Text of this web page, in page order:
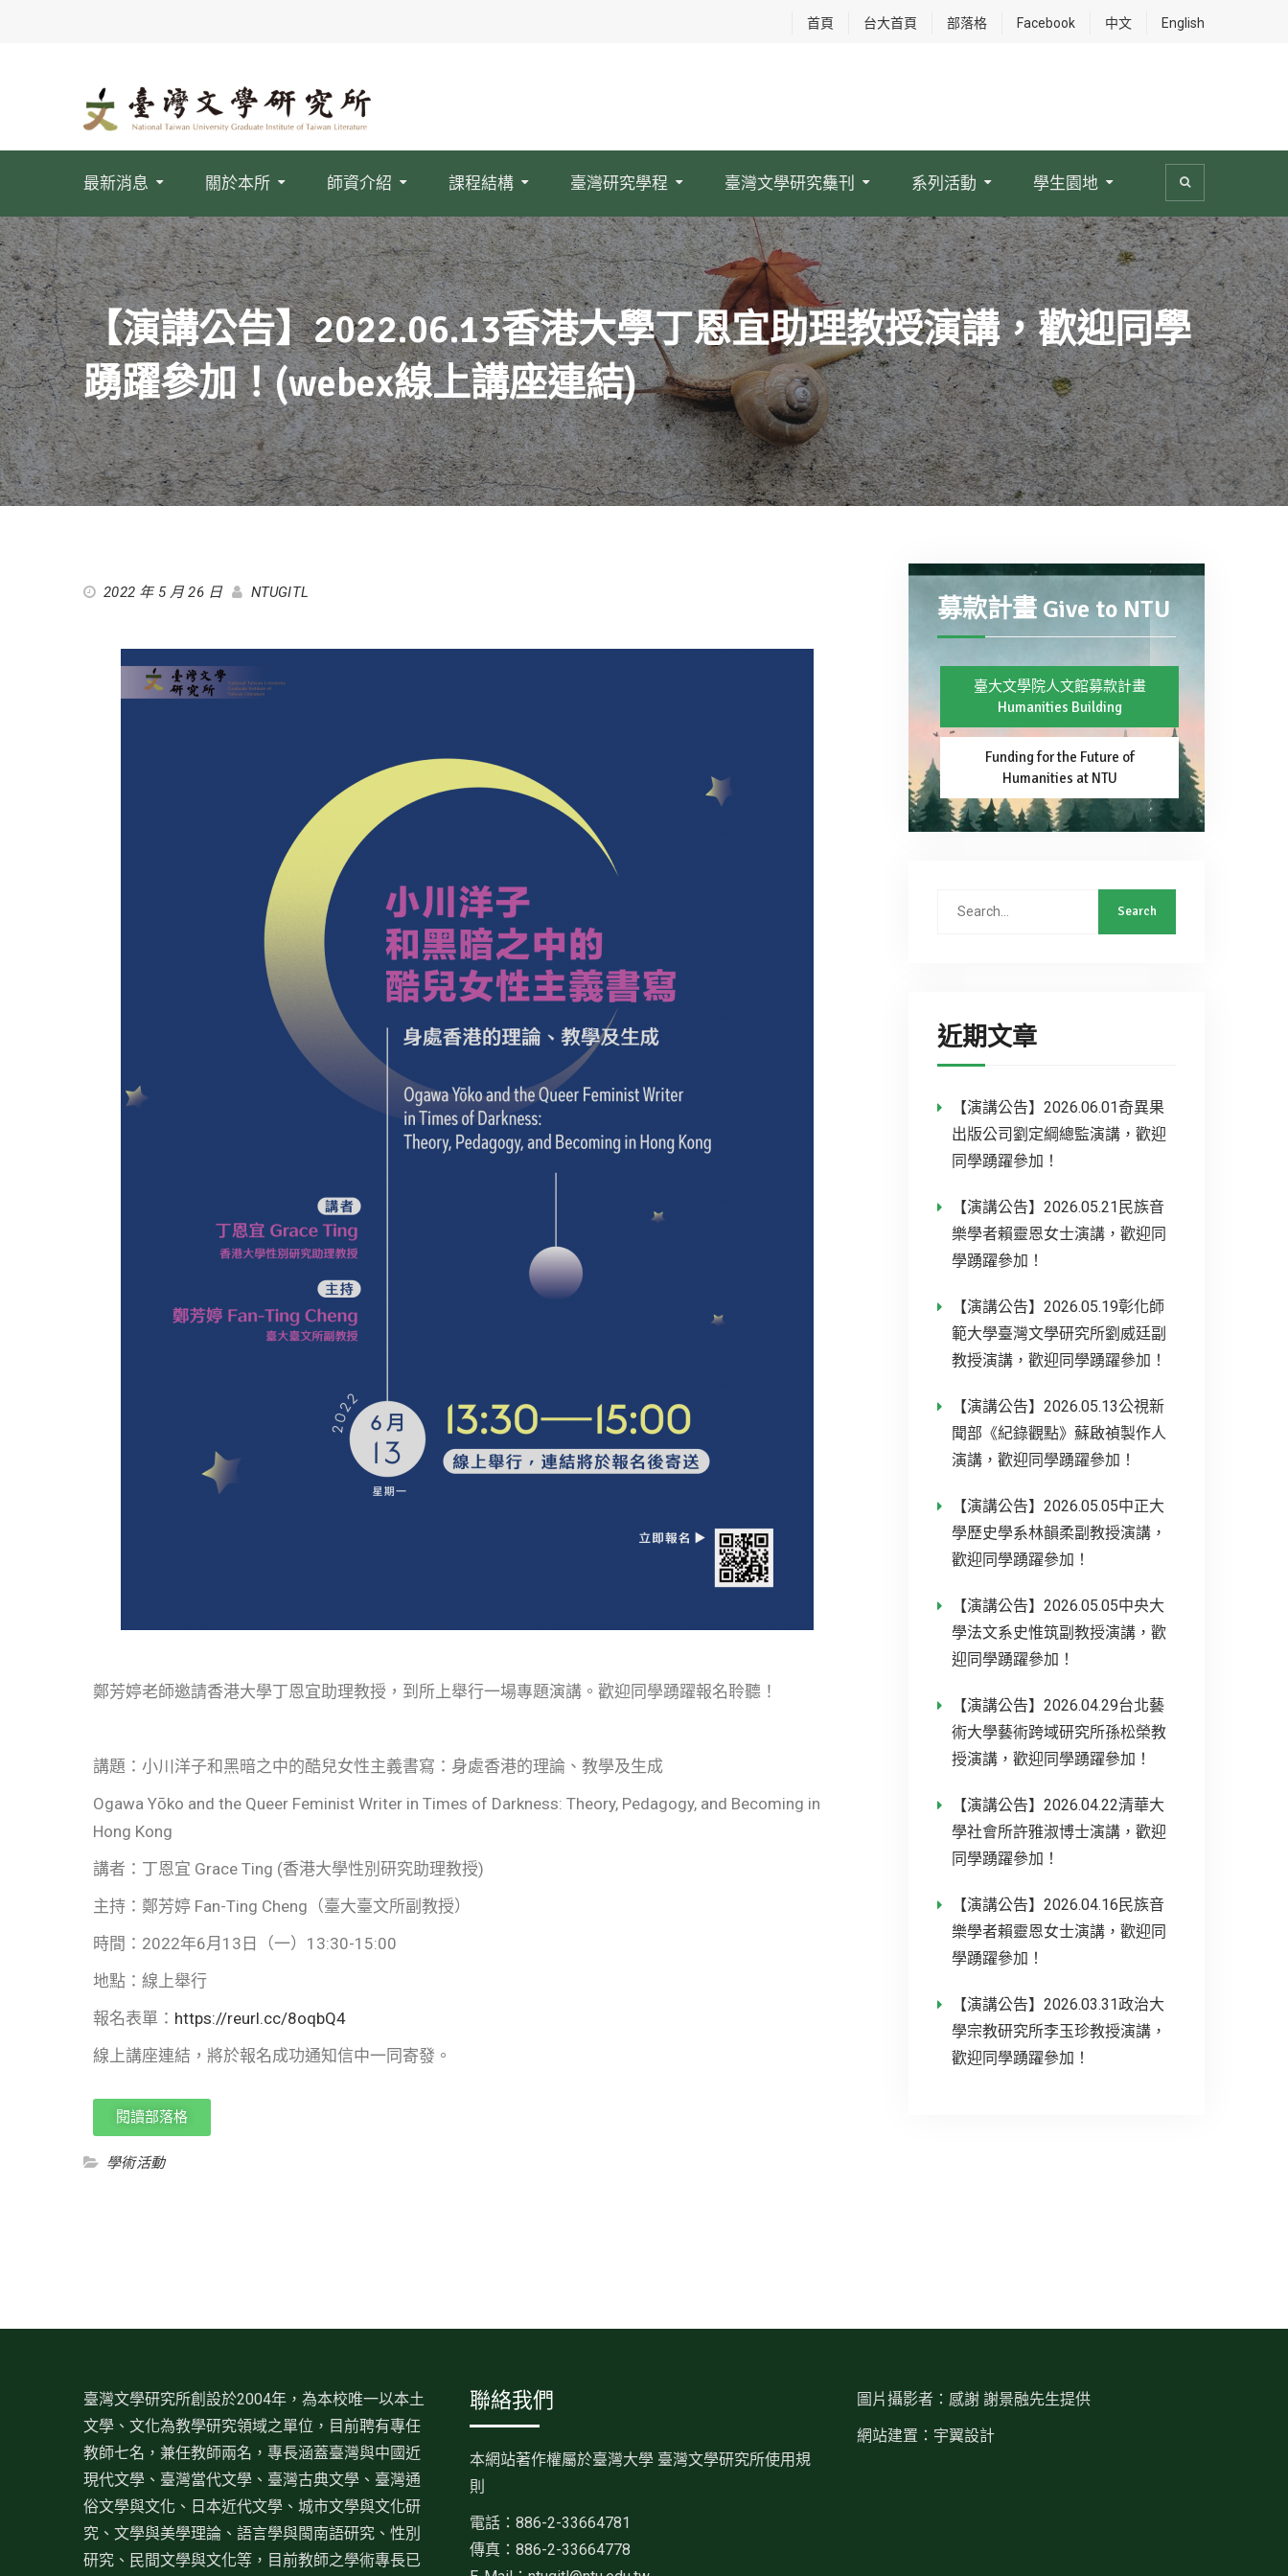
首頁 台大首頁 部落格 Facebook 中文 English
最新消息 關於本所 師資介紹 課程結構 臺灣研究學程 臺灣文學研究雧刊 系列活動 學生園地
【演講公告】2022.06.13香港大學丁恩宜助理教授演講，歡迎同學
踴躍參加！(webex線上講座連結)
2022 年 5 月 26 日 NTUGITL
鄭芳婷老師邀請香港大學丁恩宜助理教授，到所上舉行一場專題演講。歡迎同學踴躍報名聆聽！
講題：小川洋子和黑暗之中的酷兒女性主義書寫：身處香港的理論、教學及生成
Ogawa Yōko and the Queer Feminist Writer in Times of Darkness: Theory, Pedagogy, and Becoming in
Hong Kong
講者：丁恩宜 Grace Ting (香港大學性別研究助理教授)
主持：鄭芳婷 Fan-Ting Cheng（臺大臺文所副教授）
時間：2022年6月13日（一）13:30-15:00
地點：線上舉行
報名表單： https://reurl.cc/8oqbQ4
線上講座連結，將於報名成功通知信中一同寄發。
閱讀部落格
學術活動
募款計畫 Give to NTU
臺大文學院人文館募款計畫
Humanities Building
Funding for the Future of
Humanities at NTU
近期文章
【演講公告】2026.06.01奇異果
出版公司劉定綱總監演講，歡迎
同學踴躍參加！
【演講公告】2026.05.21民族音
樂學者賴靈恩女士演講，歡迎同
學踴躍參加！
【演講公告】2026.05.19彰化師
範大學臺灣文學研究所劉威廷副
教授演講，歡迎同學踴躍參加！
【演講公告】2026.05.13公視新
聞部《紀錄觀點》蘇啟禎製作人
演講，歡迎同學踴躍參加！
【演講公告】2026.05.05中正大
學歷史學系林韻柔副教授演講，
歡迎同學踴躍參加！
【演講公告】2026.05.05中央大
學法文系史惟筑副教授演講，歡
迎同學踴躍參加！
【演講公告】2026.04.29台北藝
術大學藝術跨域研究所孫松榮教
授演講，歡迎同學踴躍參加！
【演講公告】2026.04.22清華大
學社會所許雅淑博士演講，歡迎
同學踴躍參加！
【演講公告】2026.04.16民族音
樂學者賴靈恩女士演講，歡迎同
學踴躍參加！
【演講公告】2026.03.31政治大
學宗教研究所李玉珍教授演講，
歡迎同學踴躍參加！
臺灣文學研究所創設於2004年，為本校唯一以本土
文學、文化為教學研究領域之單位，目前聘有專任
教師七名，兼任教師兩名，專長涵蓋臺灣與中國近
現代文學、臺灣當代文學、臺灣古典文學、臺灣通
俗文學與文化、日本近代文學、城市文學與文化研
究、文學與美學理論、語言學與閩南語研究、性別
研究、民間文學與文化等，目前教師之學術專長已
聯絡我們
本網站著作權屬於臺灣大學 臺灣文學研究所使用規
則
電話：886-2-33664781
傳真：886-2-33664778
圖片攝影者：感謝 謝景融先生提供
網站建置：宇翼設計